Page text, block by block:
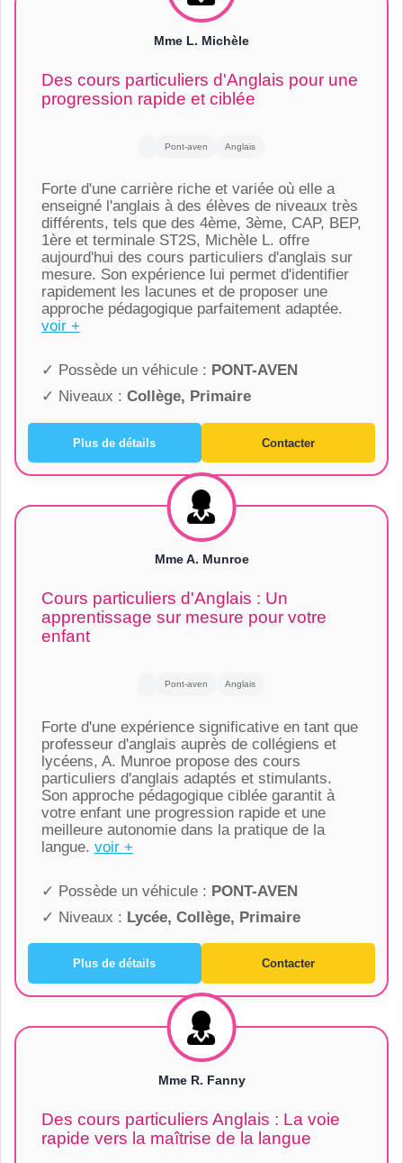
Mme L. Michèle
Des cours particuliers d'Anglais pour une
progression rapide et ciblée
Pont-aven Anglais
Forte d'une carrière riche et variée où elle a
enseigné l'anglais à des élèves de niveaux très
différents, tels que des 4ème, 3ème, CAP, BEP,
1ère et terminale ST2S, Michèle L. offre
aujourd'hui des cours particuliers d'anglais sur
mesure. Son expérience lui permet d'identifier
rapidement les lacunes et de proposer une
approche pédagogique parfaitement adaptée.
voir +
✓ Possède un véhicule : PONT-AVEN
✓ Niveaux : Collège, Primaire
Plus de détails Contacter
Mme A. Munroe
Cours particuliers d'Anglais : Un
apprentissage sur mesure pour votre
enfant
Pont-aven Anglais
Forte d'une expérience significative en tant que
professeur d'anglais auprès de collégiens et
lycéens, A. Munroe propose des cours
particuliers d'anglais adaptés et stimulants.
Son approche pédagogique ciblée garantit à
votre enfant une progression rapide et une
meilleure autonomie dans la pratique de la
langue. voir +
✓ Possède un véhicule : PONT-AVEN
✓ Niveaux : Lycée, Collège, Primaire
Plus de détails Contacter
Mme R. Fanny
Des cours particuliers Anglais : La voie
rapide vers la maîtrise de la langue